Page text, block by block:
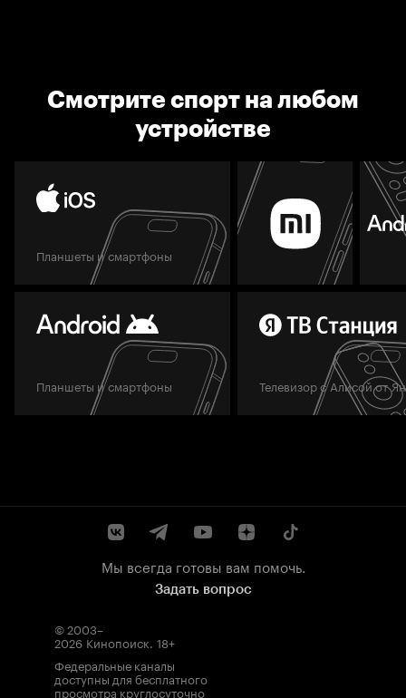
Смотрите спорт на любом
устройстве
Планшеты и смартфоны
Планшеты и смартфоны Телевизор с Алисой от
Мы всегда готовы вам помочь.
Задать вопрос
© 2003–
2026 Кинопоиск. 18+
Федеральные каналы
доступны для бесплатного
просмотра круглосуточно